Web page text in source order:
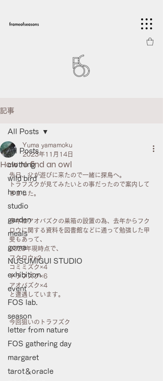
記事
All Posts
clothing
wild bird
home
studio
garden
meals
goma
NUSUMIGUI STUDIO
exhibition
event
FOS lab.
season
letter from nature
FOS gathering day
margaret
tarot＆oracle
All Posts
How to find an owl
Yuma yamamoku
2023年11月14日
先日、父が遊びに来たので一緒に探鳥へ。
トラフズクが見てみたいとの事だったので案内して
きました。
今年はアオバズクの巣箱の設置の為、去年からフク
ロウに関する資料を図書館などに通って勉強した甲
斐もあって、
2023年現時点で、
フクロウ×2
コミミズク×4
トラフズク×6
アオバズク×4
と遭遇しています。
今回狙いのトラフズク